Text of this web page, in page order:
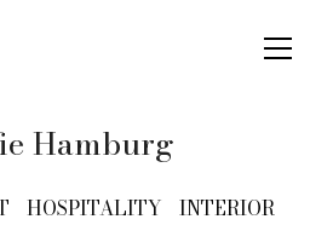
Hamburg
HOSPITALITY INTERIOR